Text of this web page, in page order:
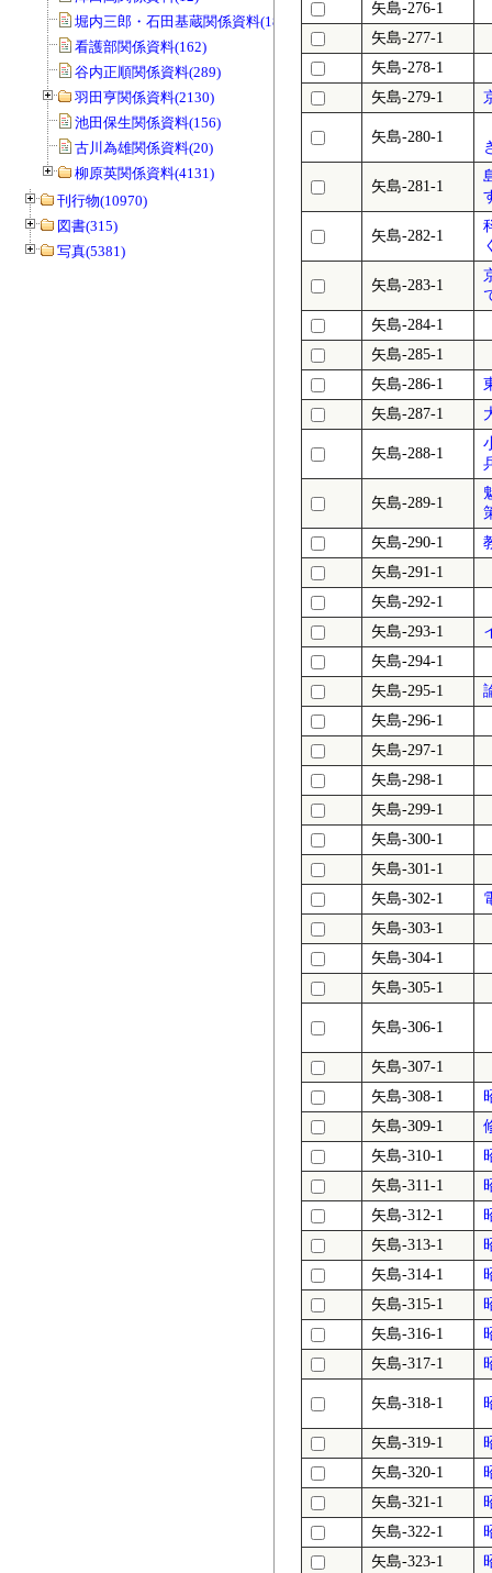
堀内三郎・石田基蔵関係資料(189)
看護部関係資料(162)
谷内正順関係資料(289)
羽田亨関係資料(2130)
池田保生関係資料(156)
古川為雄関係資料(20)
柳原英関係資料(4131)
刊行物(10970)
図書(315)
写真(5381)
矢島-276-1
矢島-277-1
矢島-278-1
矢島-279-1
矢島-280-1
矢島-281-1
矢島-282-1
矢島-283-1
矢島-284-1
矢島-285-1
矢島-286-1
矢島-287-1
矢島-288-1
矢島-289-1
矢島-290-1
矢島-291-1
矢島-292-1
矢島-293-1
矢島-294-1
矢島-295-1
矢島-296-1
矢島-297-1
矢島-298-1
矢島-299-1
矢島-300-1
矢島-301-1
矢島-302-1
矢島-303-1
矢島-304-1
矢島-305-1
矢島-306-1
矢島-307-1
矢島-308-1
矢島-309-1
矢島-310-1
矢島-311-1
矢島-312-1
矢島-313-1
矢島-314-1
矢島-315-1
矢島-316-1
矢島-317-1
矢島-318-1
矢島-319-1
矢島-320-1
矢島-321-1
矢島-322-1
矢島-323-1